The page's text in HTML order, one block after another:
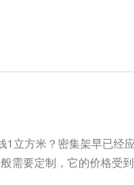
立方米？密集架早已经
需要定制，它的价格受